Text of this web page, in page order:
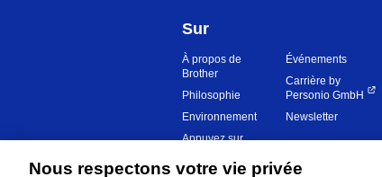
Sur
À propos de
Brother
Philosophie
Environnement
Appuyez sur
Événements
Carrière by
Personio GmbH
Newsletter
Nous respectons votre vie privée